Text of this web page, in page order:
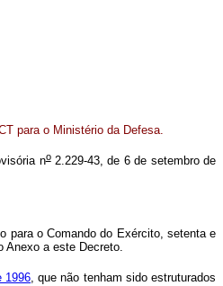
para o Ministério da Defesa.
no2.229-43, de 6 de setembro de
para o Comando do Exército, setenta e
a este Decreto.
1996 , que não tenham sido estruturados